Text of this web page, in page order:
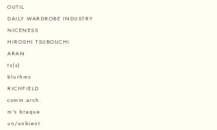
OUTIL
DAILY WARDROBE INDUSTRY
NICENESS
HIROSHI TSUBOUCHI
ARAN
ts(s)
blurhms
RICHFIELD
comm.arch.
m's braque
un/unbient